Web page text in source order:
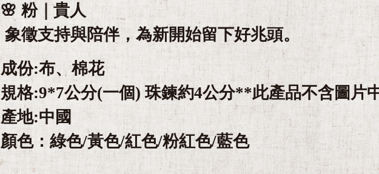
🌸 粉｜貴人
象徵支持與陪伴，為新開始留下好兆頭。
成份:布、棉花
規格:9*7公分(一個) 珠鍊約4公分**此產品不含圖片
產地:中國
顏色：綠色/黃色/紅色/粉紅色/藍色